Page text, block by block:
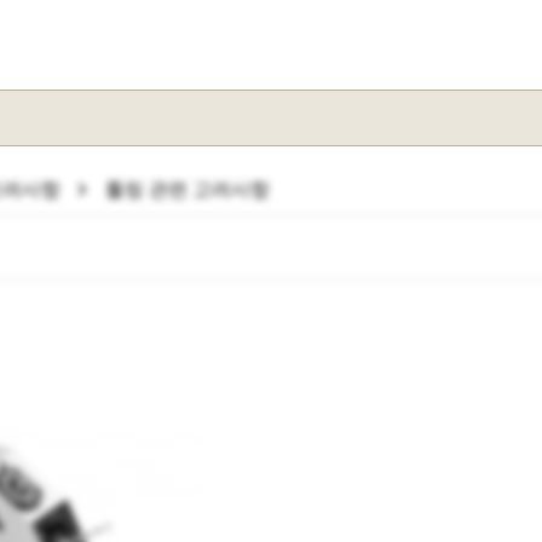
사항 chevron_right 툴링 관련 고려사항